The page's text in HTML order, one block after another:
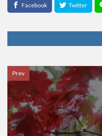
Prev